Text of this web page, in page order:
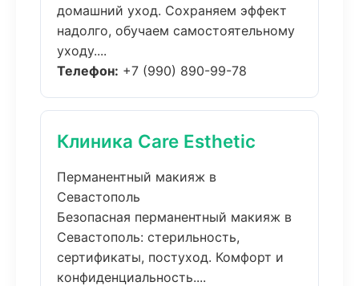
домашний уход. Сохраняем эффект
надолго, обучаем самостоятельному
уходу....
Телефон: +7 (990) 890-99-78
Клиника Care Esthetic
Перманентный макияж в
Севастополь
Безопасная перманентный макияж в
Севастополь: стерильность,
сертификаты, постуход. Комфорт и
конфиденциальность....